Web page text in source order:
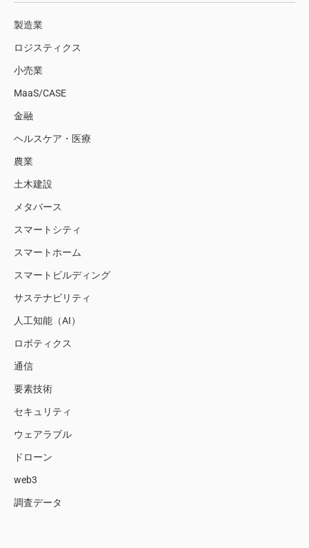
製造業
ロジスティクス
小売業
MaaS/CASE
金融
ヘルスケア・医療
農業
土木建設
メタバース
スマートシティ
スマートホーム
スマートビルディング
サステナビリティ
人工知能（AI）
ロボティクス
通信
要素技術
セキュリティ
ウェアラブル
ドローン
web3
調査データ